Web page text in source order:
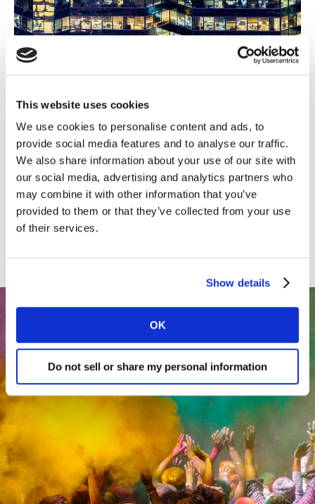
This website uses cookies
We use cookies to personalise content and ads, to
provide social media features and to analyse our traffic.
We also share information about your use of our site with
our social media, advertising and analytics partners who
may combine it with other information that you’ve
provided to them or that they’ve collected from your use
of their services.
Show details
OK
Do not sell or share my personal information
Vida en Kantar
TRABAJA EN KANTAR